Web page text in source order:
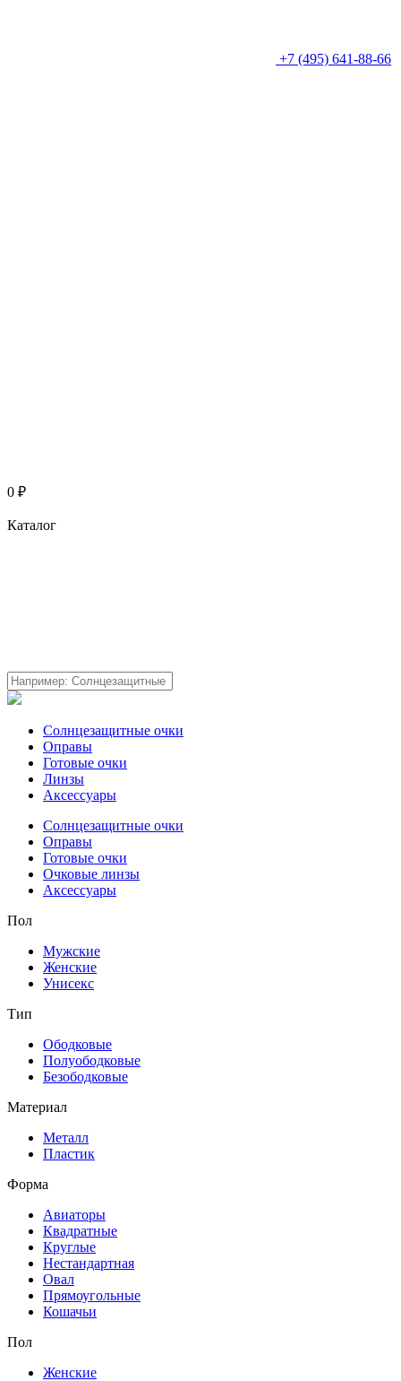
+7 (495) 641-88-66
0 ₽
Каталог
Солнцезащитные очки
Оправы
Готовые очки
Линзы
Аксессуары
Солнцезащитные очки
Оправы
Готовые очки
Очковые линзы
Аксессуары
Пол
Мужские
Женские
Унисекс
Тип
Ободковые
Полуободковые
Безободковые
Материал
Металл
Пластик
Форма
Авиаторы
Квадратные
Круглые
Нестандартная
Овал
Прямоугольные
Кошачьи
Пол
Женские